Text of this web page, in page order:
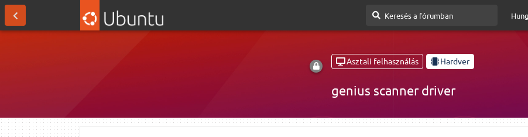
Asztali felhasználás Hardver
genius scanner driver